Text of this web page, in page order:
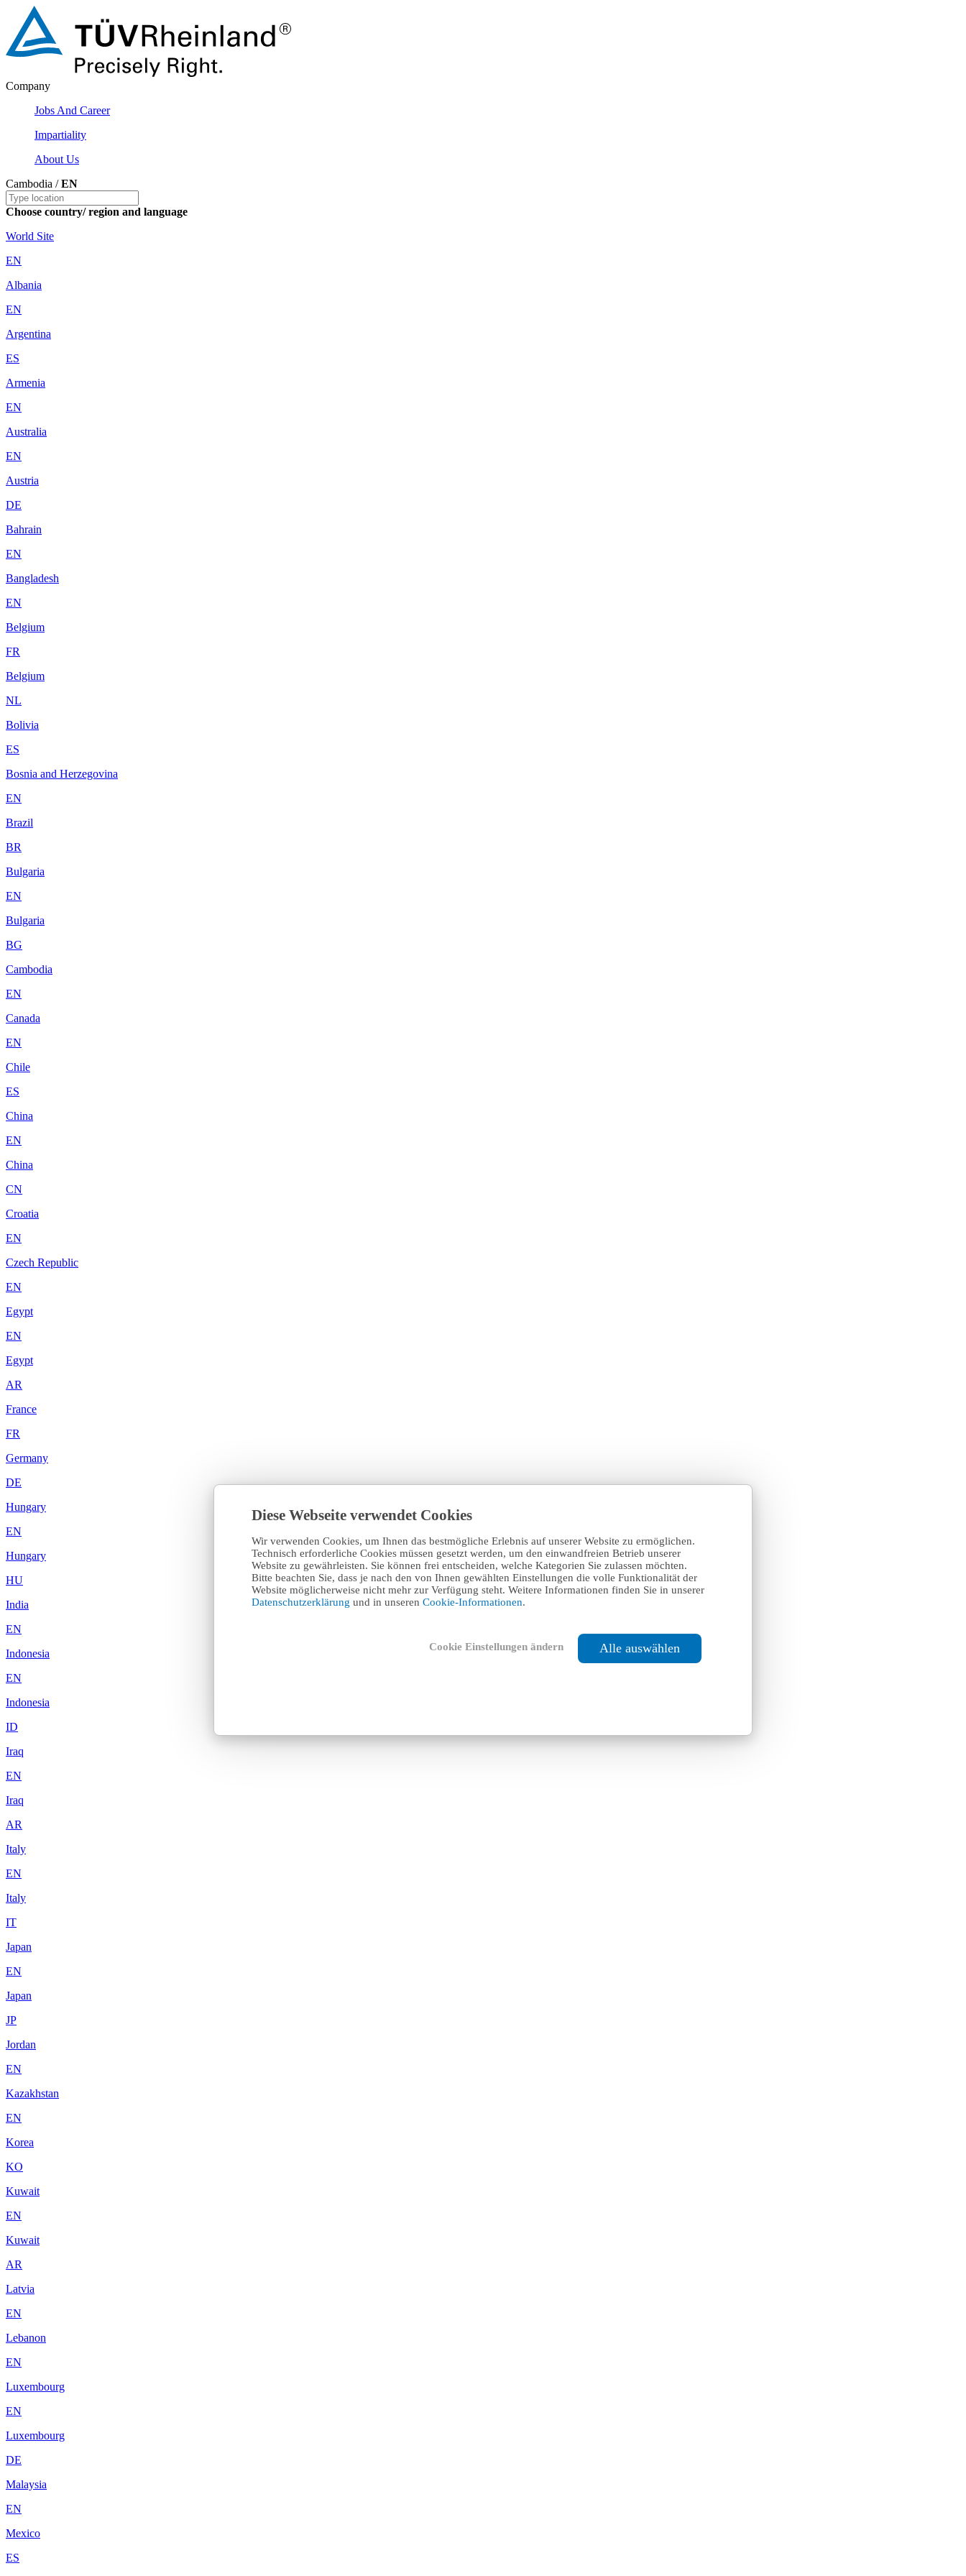
Diese Webseite verwendet Cookies
Wir verwenden Cookies, um Ihnen das bestmögliche Erlebnis auf unserer Website zu ermöglichen.
Technisch erforderliche Cookies müssen gesetzt werden, um den einwandfreien Betrieb unserer
Website zu gewährleisten. Sie können frei entscheiden, welche Kategorien Sie zulassen möchten.
Bitte beachten Sie, dass je nach den von Ihnen gewählten Einstellungen die volle Funktionalität der
Website möglicherweise nicht mehr zur Verfügung steht. Weitere Informationen finden Sie in unserer
Datenschutzerklärung und in unseren Cookie-Informationen.
Cookie Einstellungen ändern Alle auswählen
Company
Jobs And Career
Impartiality
About Us
Cambodia /EN
Choose country/ region and language
World Site
EN
Albania
EN
Argentina
ES
Armenia
EN
Australia
EN
Austria
DE
Bahrain
EN
Bangladesh
EN
Belgium
FR
Belgium
NL
Bolivia
ES
Bosnia and Herzegovina
EN
Brazil
BR
Bulgaria
EN
Bulgaria
BG
Cambodia
EN
Canada
EN
Chile
ES
China
EN
China
CN
Croatia
EN
Czech Republic
EN
Egypt
EN
Egypt
AR
France
FR
Germany
DE
Hungary
EN
Hungary
HU
India
EN
Indonesia
EN
Indonesia
ID
Iraq
EN
Iraq
AR
Italy
EN
Italy
IT
Japan
EN
Japan
JP
Jordan
EN
Kazakhstan
EN
Korea
KO
Kuwait
EN
Kuwait
AR
Latvia
EN
Lebanon
EN
Luxembourg
EN
Luxembourg
DE
Malaysia
EN
Mexico
ES